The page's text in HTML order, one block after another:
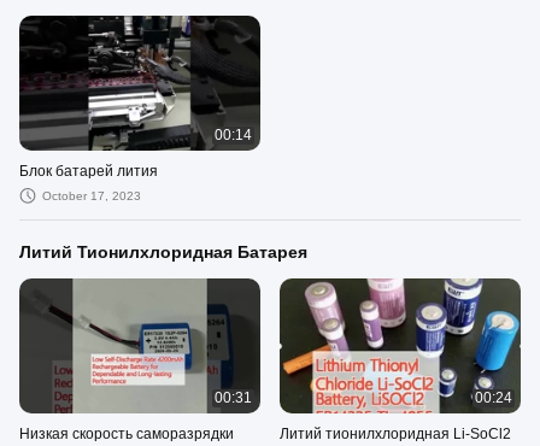
00:14
Блок батарей лития
October 17, 2023
Литий Тионилхлоридная Батарея
00:31
Низкая скорость саморазрядки
00:24
Литий тионилхлоридная Li-SoCl2